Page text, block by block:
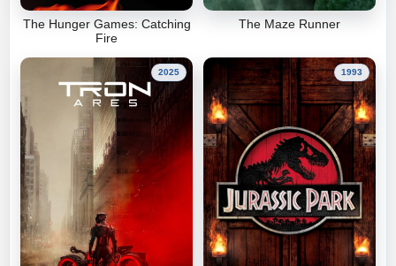
The Hunger Games: Catching
Fire
The Maze Runner
2025 1993